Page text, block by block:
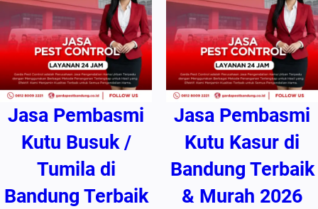
Jasa Pembasmi
Kutu Busuk /
Tumila di
Bandung Terbaik
Jasa Pembasmi
Kutu Kasur di
Bandung Terbaik
& Murah 2026